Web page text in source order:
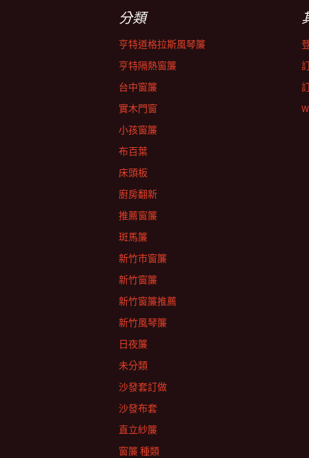
分類
亨特道格拉斯風琴簾
亨特隔熱窗簾
台中窗簾
實木門窗
小孩窗簾
布百葉
床頭板
廚房翻新
推薦窗簾
斑馬簾
新竹市窗簾
新竹窗簾
新竹窗簾推薦
新竹風琴簾
日夜簾
未分類
沙發套訂做
沙發布套
直立紗簾
窗簾 種類